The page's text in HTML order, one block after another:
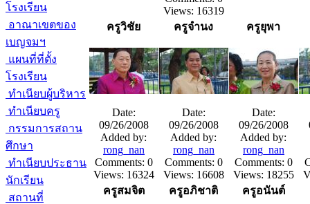
โรงเรียน
อาณาเขตของ
เบญจมฯ
แผนที่ที่ตั้ง
โรงเรียน
ทำเนียบผู้บริหาร
ทำเนียบครู
กรรมการสถาน
ศึกษา
ทำเนียบประธาน
นักเรียน
สถานที่
Views: 16319
ครูวิชัย
Date:
09/26/2008
Added by:
rong_nan
Comments: 0
Views: 16324
ครูจำนง
Date:
09/26/2008
Added by:
rong_nan
Comments: 0
Views: 16608
ครูยุพา
Date:
09/26/2008
Added by:
rong_nan
Comments: 0
Views: 18255
ครูสมจิต
ครูอภิชาติ ครูอนันต์